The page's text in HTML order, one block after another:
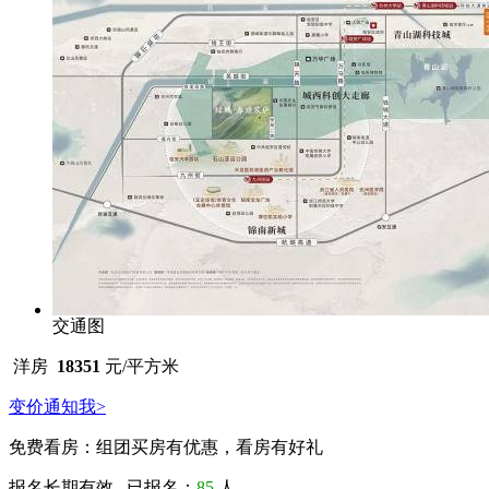
交通图
洋房 18351 元/平方米
变价通知我>
免费看房： 组团买房有优惠，看房有好礼